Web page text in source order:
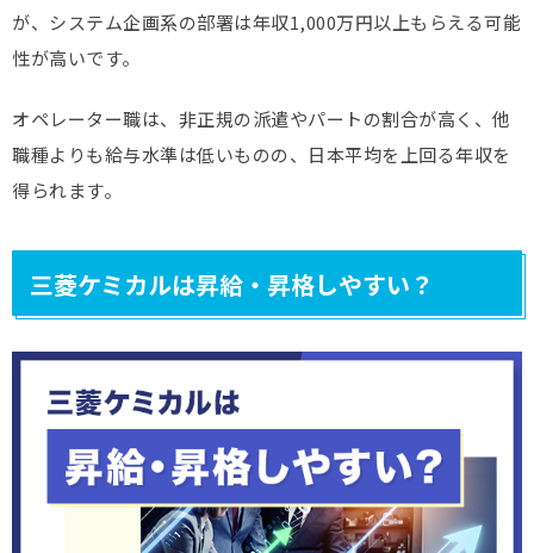
が、システム企画系の部署は年収1,000万円以上もらえる可能
性が高いです。
オペレーター職は、非正規の派遣やパートの割合が高く、他
職種よりも給与水準は低いものの、日本平均を上回る年収を
得られます。
三菱ケミカルは昇給・昇格しやすい？